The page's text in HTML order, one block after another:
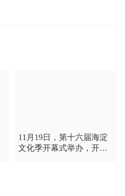
11月19日，第十六届海淀
文化季开幕式举办，开幕